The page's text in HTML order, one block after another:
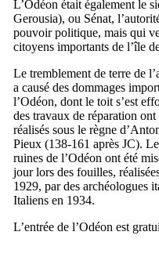
L’Odéon était également le
Gerousia), ou Sénat,
pouvoir politique, mais qui
citoyens importants de l’île
Le tremblement de terre de
a causé des dommages
l’Odéon, dont le toit s’est
des travaux de réparation ont
réalisés sous le règne
Pieux (138-161 après JC).
ruines de l’Odéon ont été
jour lors des fouilles,
1929, par des archéologues
Italiens en 1934.
L’entrée de l’Odéon est